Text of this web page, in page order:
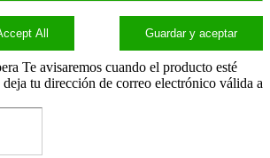
All Guardar y aceptar
Te avisaremos cuando el producto esté
tu dirección de correo electrónico válida a